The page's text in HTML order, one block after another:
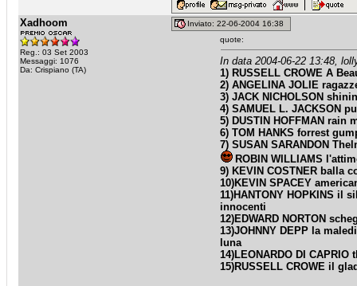
Xadhoom
Reg.: 03 Set 2003
Messaggi: 1076
Da: Crispiano (TA)
Inviato: 22-06-2004 16:38
quote:
In data 2004-06-22 13:48,
1) RUSSELL CROWE A
2) ANGELINA JOLIE
3) JACK NICHOLSON
4) SAMUEL L. JACKSON
5) DUSTIN HOFFMAN rain
6) TOM HANKS forrest
7) SUSAN SARANDON
ROBIN WILLIAMS
9) KEVIN COSTNER balla
10)KEVIN SPACEY
11)HANTONY HOPKINS il
innocenti
12)EDWARD NORTON
13)JOHNNY DEPP la
luna
14)LEONARDO DI CAPRIO
15)RUSSELL CROWE il